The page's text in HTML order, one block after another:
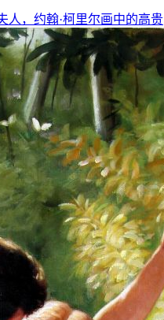
人，约翰·柯里尔画中的高贵